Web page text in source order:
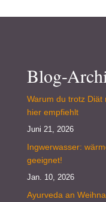
Blog-
Warum du trotz Diät
hier empfiehlt
Juni 21, 2026
Ingwerwasser:
geeignet!
Jan. 10, 2026
Ayurveda an